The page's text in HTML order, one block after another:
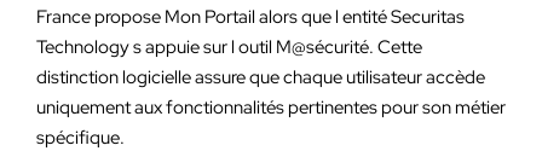
France propose Mon Portail alors que l entité Securitas
Technology s appuie sur l outil M@sécurité. Cette
distinction logicielle assure que chaque utilisateur accède
uniquement aux fonctionnalités pertinentes pour son métier
spécifique.